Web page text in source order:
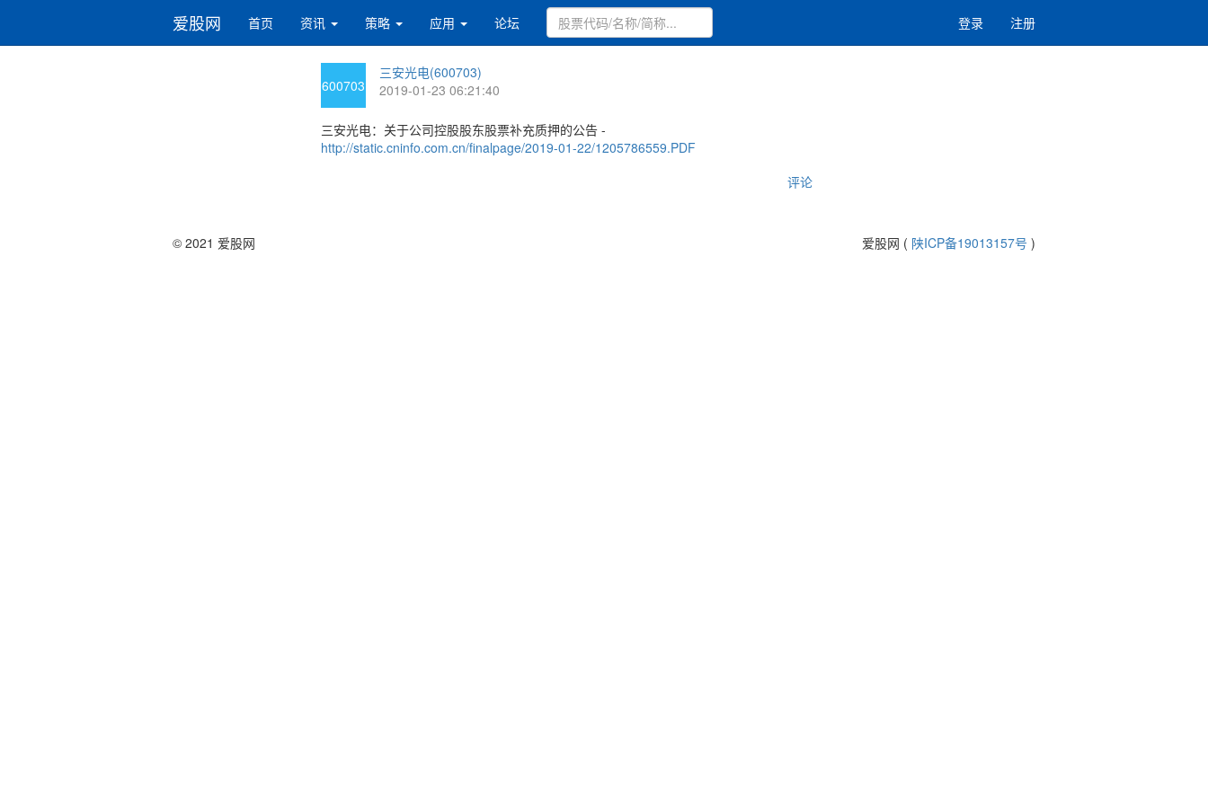
爱股网 首页 资讯 策略 应用 论坛 登录 注册
600703
三安光电(600703)
2019-01-23 06:21:40
三安光电：关于公司控股股东股票补充质押的公告 -
http://static.cninfo.com.cn/finalpage/2019-01-22/1205786559.PDF
评论
© 2021 爱股网 爱股网 ( 陕ICP备19013157号 )